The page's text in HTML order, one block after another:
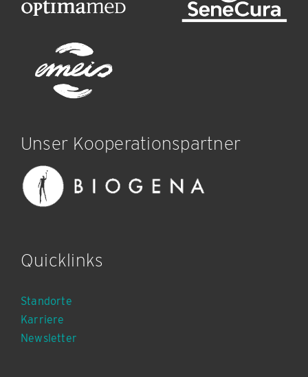
Unser Kooperationspartner
Quicklinks
Standorte
Karriere
Newsletter